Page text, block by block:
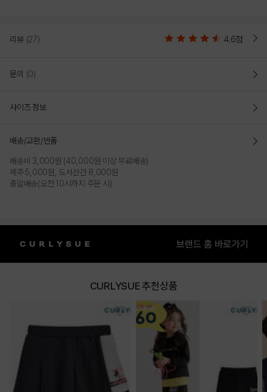
리뷰 (27) 4.6점
문의 (0)
사이즈 정보
배송/교환/반품
배송비 3,000원 (40,000원 이상 무료배송)
제주 5,000원, 도서산간 8,000원
총알배송(오전 10시까지 주문 시)
CURLYSUE 추천상품